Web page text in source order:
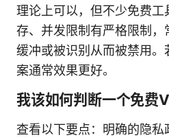
理论上可以，但不少免费
存、并发限制有严格限制，
缓冲或被识别从而被禁用
案通常效果更好。
我该如何判断一个免费
查看以下要点：明确的隐